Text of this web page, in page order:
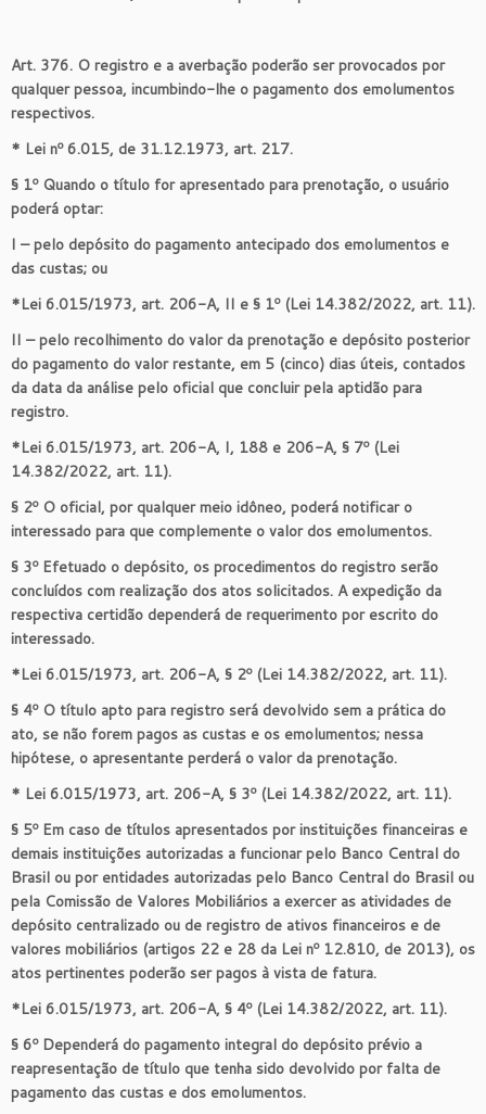
Art. 376. O registro e a averbação poderão ser provocados por
qualquer pessoa, incumbindo-lhe o pagamento dos emolumentos
respectivos.
* Lei nº 6.015, de 31.12.1973, art. 217.
§ 1º Quando o título for apresentado para prenotação, o usuário
poderá optar:
I – pelo depósito do pagamento antecipado dos emolumentos e
das custas; ou
*Lei 6.015/1973, art. 206-A, II e § 1º (Lei 14.382/2022, art. 11).
II – pelo recolhimento do valor da prenotação e depósito posterior
do pagamento do valor restante, em 5 (cinco) dias úteis, contados
da data da análise pelo oficial que concluir pela aptidão para
registro.
*Lei 6.015/1973, art. 206-A, I, 188 e 206-A, § 7º (Lei
14.382/2022, art. 11).
§ 2º O oficial, por qualquer meio idôneo, poderá notificar o
interessado para que complemente o valor dos emolumentos.
§ 3º Efetuado o depósito, os procedimentos do registro serão
concluídos com realização dos atos solicitados. A expedição da
respectiva certidão dependerá de requerimento por escrito do
interessado.
*Lei 6.015/1973, art. 206-A, § 2º (Lei 14.382/2022, art. 11).
§ 4º O título apto para registro será devolvido sem a prática do
ato, se não forem pagos as custas e os emolumentos; nessa
hipótese, o apresentante perderá o valor da prenotação.
* Lei 6.015/1973, art. 206-A, § 3º (Lei 14.382/2022, art. 11).
§ 5º Em caso de títulos apresentados por instituições financeiras e
demais instituições autorizadas a funcionar pelo Banco Central do
Brasil ou por entidades autorizadas pelo Banco Central do Brasil ou
pela Comissão de Valores Mobiliários a exercer as atividades de
depósito centralizado ou de registro de ativos financeiros e de
valores mobiliários (artigos 22 e 28 da Lei nº 12.810, de 2013), os
atos pertinentes poderão ser pagos à vista de fatura.
*Lei 6.015/1973, art. 206-A, § 4º (Lei 14.382/2022, art. 11).
§ 6º Dependerá do pagamento integral do depósito prévio a
reapresentação de título que tenha sido devolvido por falta de
pagamento das custas e dos emolumentos.